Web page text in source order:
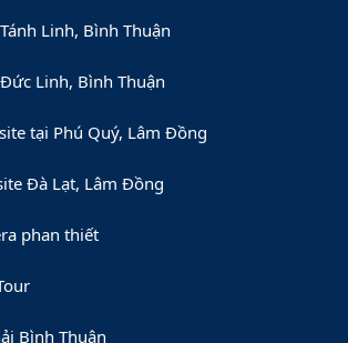
Linh, Bình Thuận
Linh, Bình Thuận
tại Phú Quý, Lâm Đồng
Đà Lạt, Lâm Đồng
phan thiết
Bình Thuận